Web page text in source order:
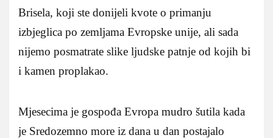
Brisela, koji ste donijeli kvote o primanju
izbjeglica po zemljama Evropske unije, ali sada
nijemo posmatrate slike ljudske patnje od kojih bi
i kamen proplakao.
Mjesecima je gospođa Evropa mudro šutila kada
je Sredozemno more iz dana u dan postajalo